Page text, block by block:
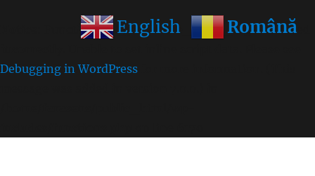
: Function wp_get_inline_script_tag was called
Debugging in WordPress
English Română